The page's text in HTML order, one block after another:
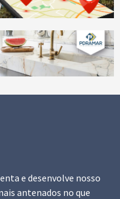
e desenvolve nosso
antenados no que